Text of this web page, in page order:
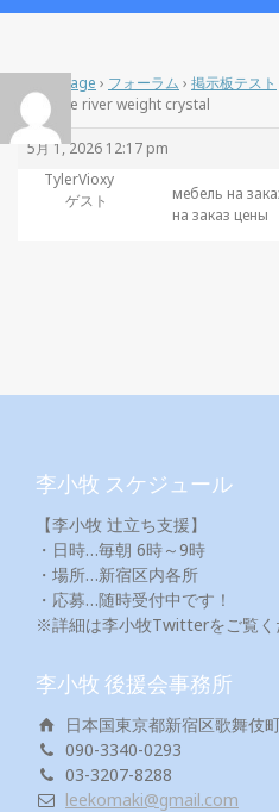
Home Page › フォーラム › 掲示板テスト
先: apple river weight crystal
5月 1, 2026 12:17 pm
TylerVioxy
ゲスト
мебель на
на заказ цены
李小牧 スケジュール
【李小牧 辻立ち支援】
・日時…毎朝 6時～9時
・場所…新宿区内各所
・応募…随時受付中です！
※詳細は李小牧Twitterをご覧く
李小牧 後援会事務所
日本国東京都新宿区歌舞伎
090-3340-0293
03-3207-8288
leekomaki@gmail.com